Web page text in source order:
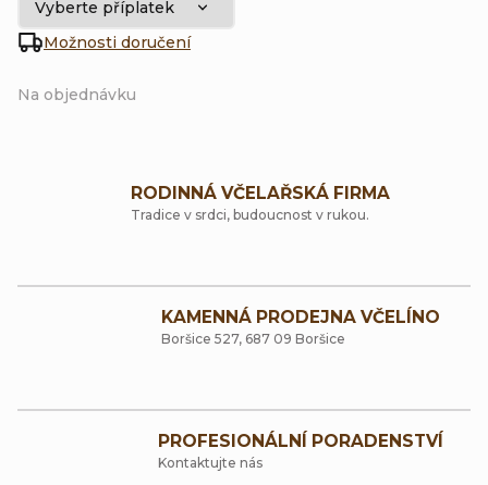
Na objednávku
Možnosti doručení
RODINNÁ VČELAŘSKÁ FIRMA
Tradice v srdci, budoucnost v rukou.
KAMENNÁ PRODEJNA VČELÍNO
Boršice 527, 687 09 Boršice
PROFESIONÁLNÍ PORADENSTVÍ
Kontaktujte nás